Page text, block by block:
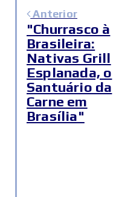
Anterior
"Churrasco à
Brasileira:
Nativas Grill
Esplanada, o
Santuário da
Carne em
Brasília"